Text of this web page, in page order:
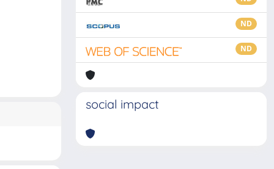
ND
ND
social impact